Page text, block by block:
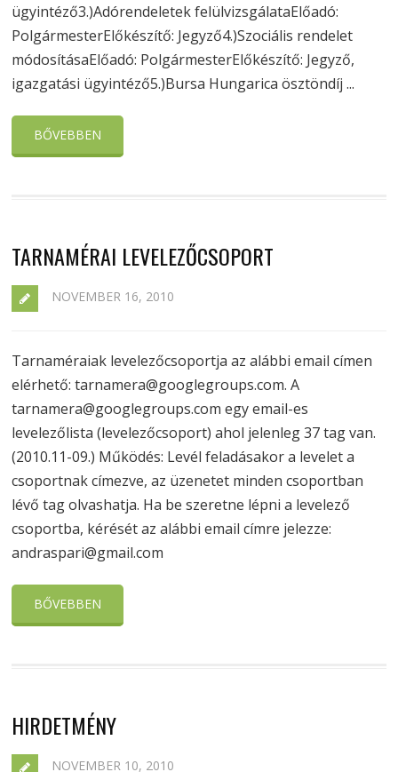
ügyintéző3.)Adórendeletek felülvizsgálataElőadó:
PolgármesterElőkészítő: Jegyző4.)Szociális rendelet
módosításaElőadó: PolgármesterElőkészítő: Jegyző,
igazgatási ügyintéző5.)Bursa Hungarica ösztöndíj ...
BŐVEBBEN
TARNAMÉRAI LEVELEZŐCSOPORT
NOVEMBER 16, 2010
Tarnaméraiak levelezőcsoportja az alábbi email címen
elérhető: tarnamera@googlegroups.com. A
tarnamera@googlegroups.com egy email-es
levelezőlista (levelezőcsoport) ahol jelenleg 37 tag van.
(2010.11-09.) Működés: Levél feladásakor a levelet a
csoportnak címezve, az üzenetet minden csoportban
lévő tag olvashatja. Ha be szeretne lépni a levelező
csoportba, kérését az alábbi email címre jelezze:
andraspari@gmail.com
BŐVEBBEN
HIRDETMÉNY
NOVEMBER 10, 2010